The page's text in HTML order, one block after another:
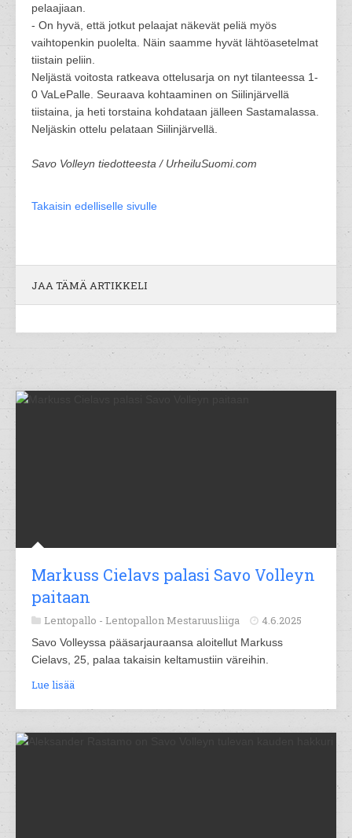
pelaajiaan.
- On hyvä, että jotkut pelaajat näkevät peliä myös
vaihtopenkin puolelta. Näin saamme hyvät lähtöasetelmat
tiistain peliin.
Neljästä voitosta ratkeava ottelusarja on nyt tilanteessa 1-
0 VaLePalle. Seuraava kohtaaminen on Siilinjärvellä
tiistaina, ja heti torstaina kohdataan jälleen Sastamalassa.
Neljäskin ottelu pelataan Siilinjärvellä.
Savo Volleyn tiedotteesta / UrheiluSuomi.com
Takaisin edelliselle sivulle
JAA TÄMÄ ARTIKKELI
Markuss Cielavs palasi Savo Volleyn
paitaan
Lentopallo - Lentopallon Mestaruusliiga 4.6.2025
Savo Volleyssa pääsarjauraansa aloitellut Markuss
Cielavs, 25, palaa takaisin keltamustiin väreihin.
Lue lisää